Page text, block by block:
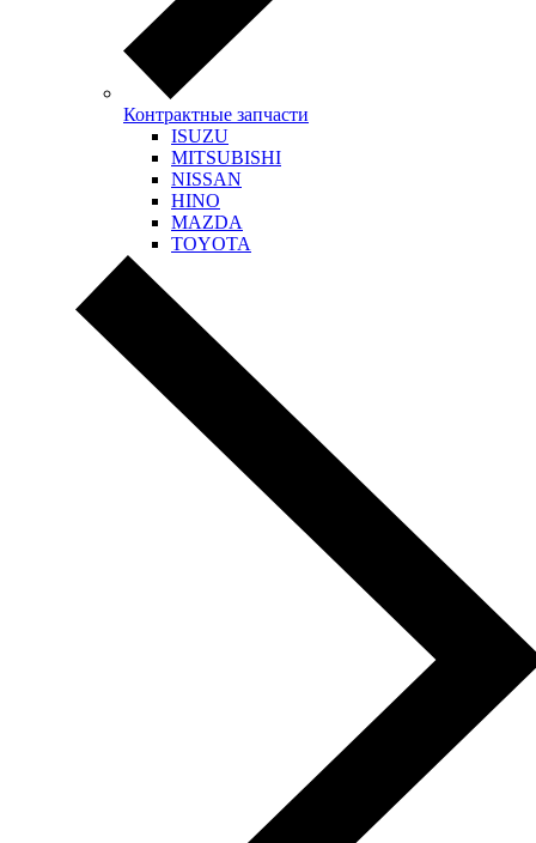
Контрактные запчасти
ISUZU
MITSUBISHI
NISSAN
HINO
MAZDA
TOYOTA